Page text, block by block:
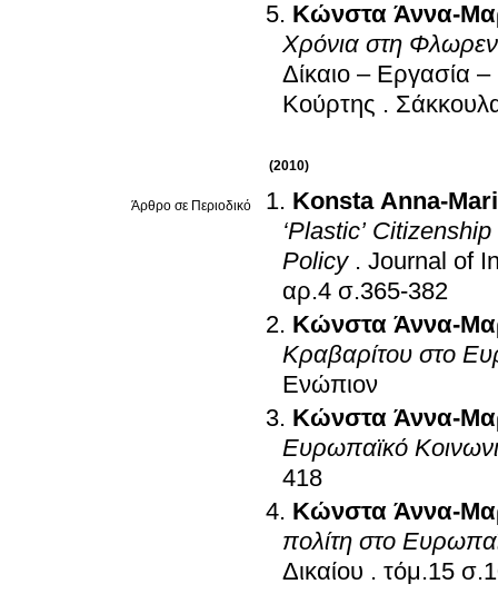
Κώνστα Άννα-
Χρόνια στη
Δίκαιο – Εργασία
Κούρτης .
(2010)
Άρθρο σε Περιοδικό
Konsta Anna-
‘Plastic’
Policy . Journal of
αρ.4 σ.365-382
Κώνστα Άννα-
Κραβαρίτου στο
Ενώπιον
Κώνστα Άννα-
Ευρωπαϊκό
418
Κώνστα Άννα-
πολίτη στο
Δικαίου .